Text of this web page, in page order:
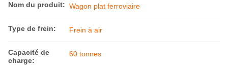
Nom du produit: Wagon plat ferroviaire
Type de frein: Frein à air
Capacité de
charge:
60 tonnes